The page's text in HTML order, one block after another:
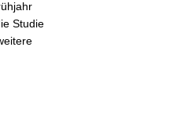
Studie